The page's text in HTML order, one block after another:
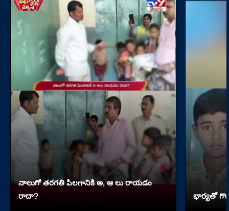
నాలుగో త‌ర‌గతి పిలగానికి అ, ఆ లు రాయ‌డం
రాదా?
భార్యతో